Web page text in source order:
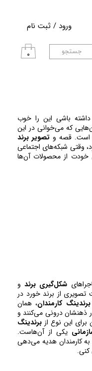
۰
ورود / ثبت نام
جستجو
قصه‌ و
تصویر برند
شکل‌گیری برند
برندینگ کارمندان،
برندینگ
یکی از آن‌هاست.